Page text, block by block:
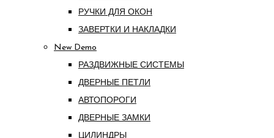
РУЧКИ ДЛЯ ОКОН
ЗАВЕРТКИ И НАКЛАДКИ
New Demo
РАЗДВИЖНЫЕ СИСТЕМЫ
ДВЕРНЫЕ ПЕТЛИ
АВТОПОРОГИ
ДВЕРНЫЕ ЗАМКИ
ЦИЛИНДРЫ